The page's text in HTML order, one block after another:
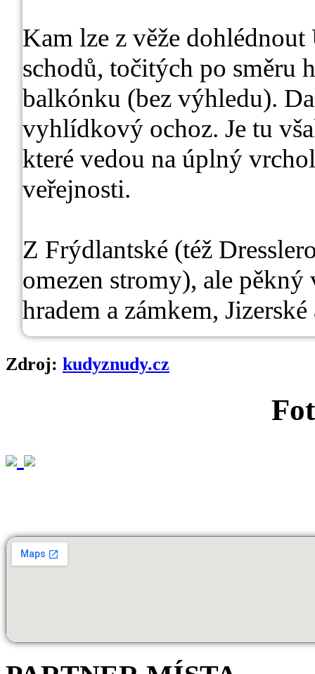
Kam lze z věže
schodů, točitých po směru
balkónku (bez výhledu).
vyhlídkový ochoz. Je tu
které vedou na úplný
veřejnosti.
Z Frýdlantské (též
omezen stromy), ale
hradem a zámkem,
Zdroj: kudyznudy.cz